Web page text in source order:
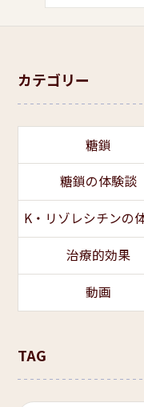
カテゴリー
糖鎖
糖鎖の体験談
K・リゾレシチンの
治療的効果
動画
TAG